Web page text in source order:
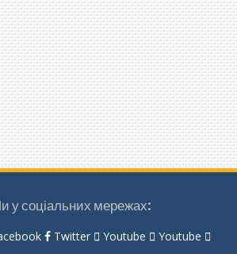
у соціальних мережах:
Twitter Youtube Youtube